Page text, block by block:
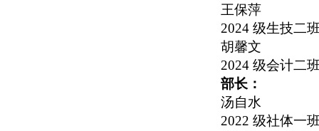
王保萍
2024 级生技二
胡馨文
2024 级会计二
部长：
汤自水
2022 级社体一